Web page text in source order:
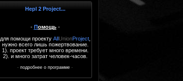
Hepl 2 Project...
- Помощь-
для помощи проекту AllUnionProject,
нужно всего лишь пожертвование.
1). проект требует много времени.
2). и много затрат человек-часов.
- подробнее о программе -